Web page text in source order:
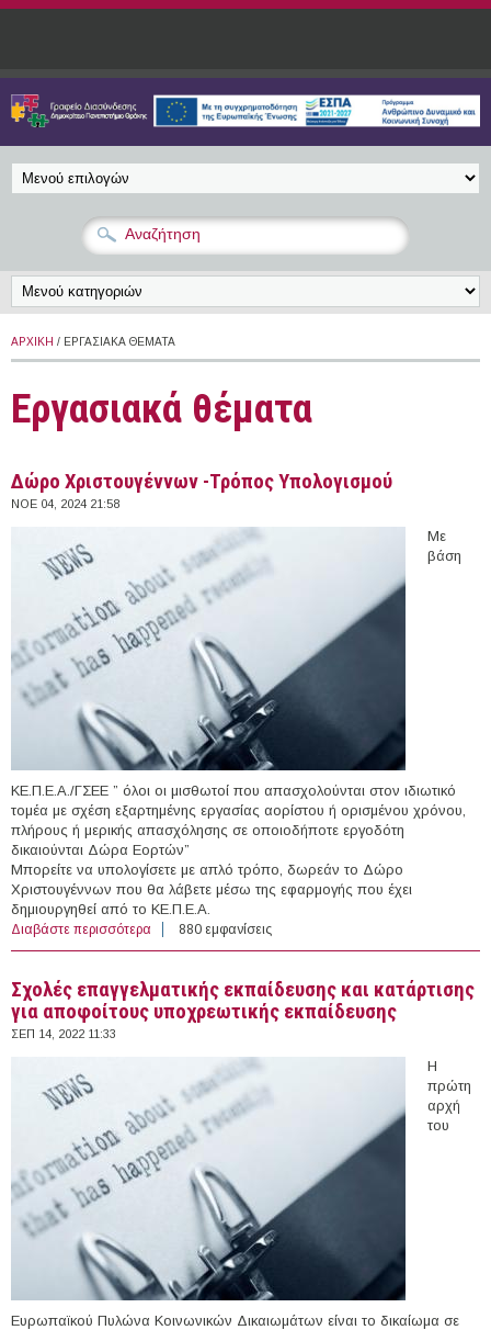
Παράκαμψη προς το κυρίως περιεχόμενο
ΑΡΧΙΚΉ / ΕΡΓΑΣΙΑΚΆ ΘΈΜΑΤΑ
Εργασιακά θέματα
Δώρο Χριστουγέννων -Τρόπος Υπολογισμού
ΝΟΕ 04, 2024 21:58
Με
βάση
ΚΕ.Π.Ε.Α./ΓΣΕΕ ” όλοι οι μισθωτοί που απασχολούνται στον ιδιωτικό
τομέα με σχέση εξαρτημένης εργασίας αορίστου ή ορισμένου χρόνου,
πλήρους ή μερικής απασχόλησης σε οποιοδήποτε εργοδότη
δικαιούνται Δώρα Εορτών”
Μπορείτε να υπολογίσετε με απλό τρόπο, δωρεάν το Δώρο
Χριστουγέννων που θα λάβετε μέσω της εφαρμογής που έχει
δημιουργηθεί από το ΚΕ.Π.Ε.Α.
Διαβάστε περισσότερα για Δώρο Χριστουγέννων -Τρόπος Υπολογισμού
880 εμφανίσεις
Σχολές επαγγελματικής εκπαίδευσης και κατάρτισης
για αποφοίτους υποχρεωτικής εκπαίδευσης
ΣΕΠ 14, 2022 11:33
Η
πρώτη
αρχή
του
Ευρωπαϊκού Πυλώνα Κοινωνικών Δικαιωμάτων είναι το δικαίωμα σε